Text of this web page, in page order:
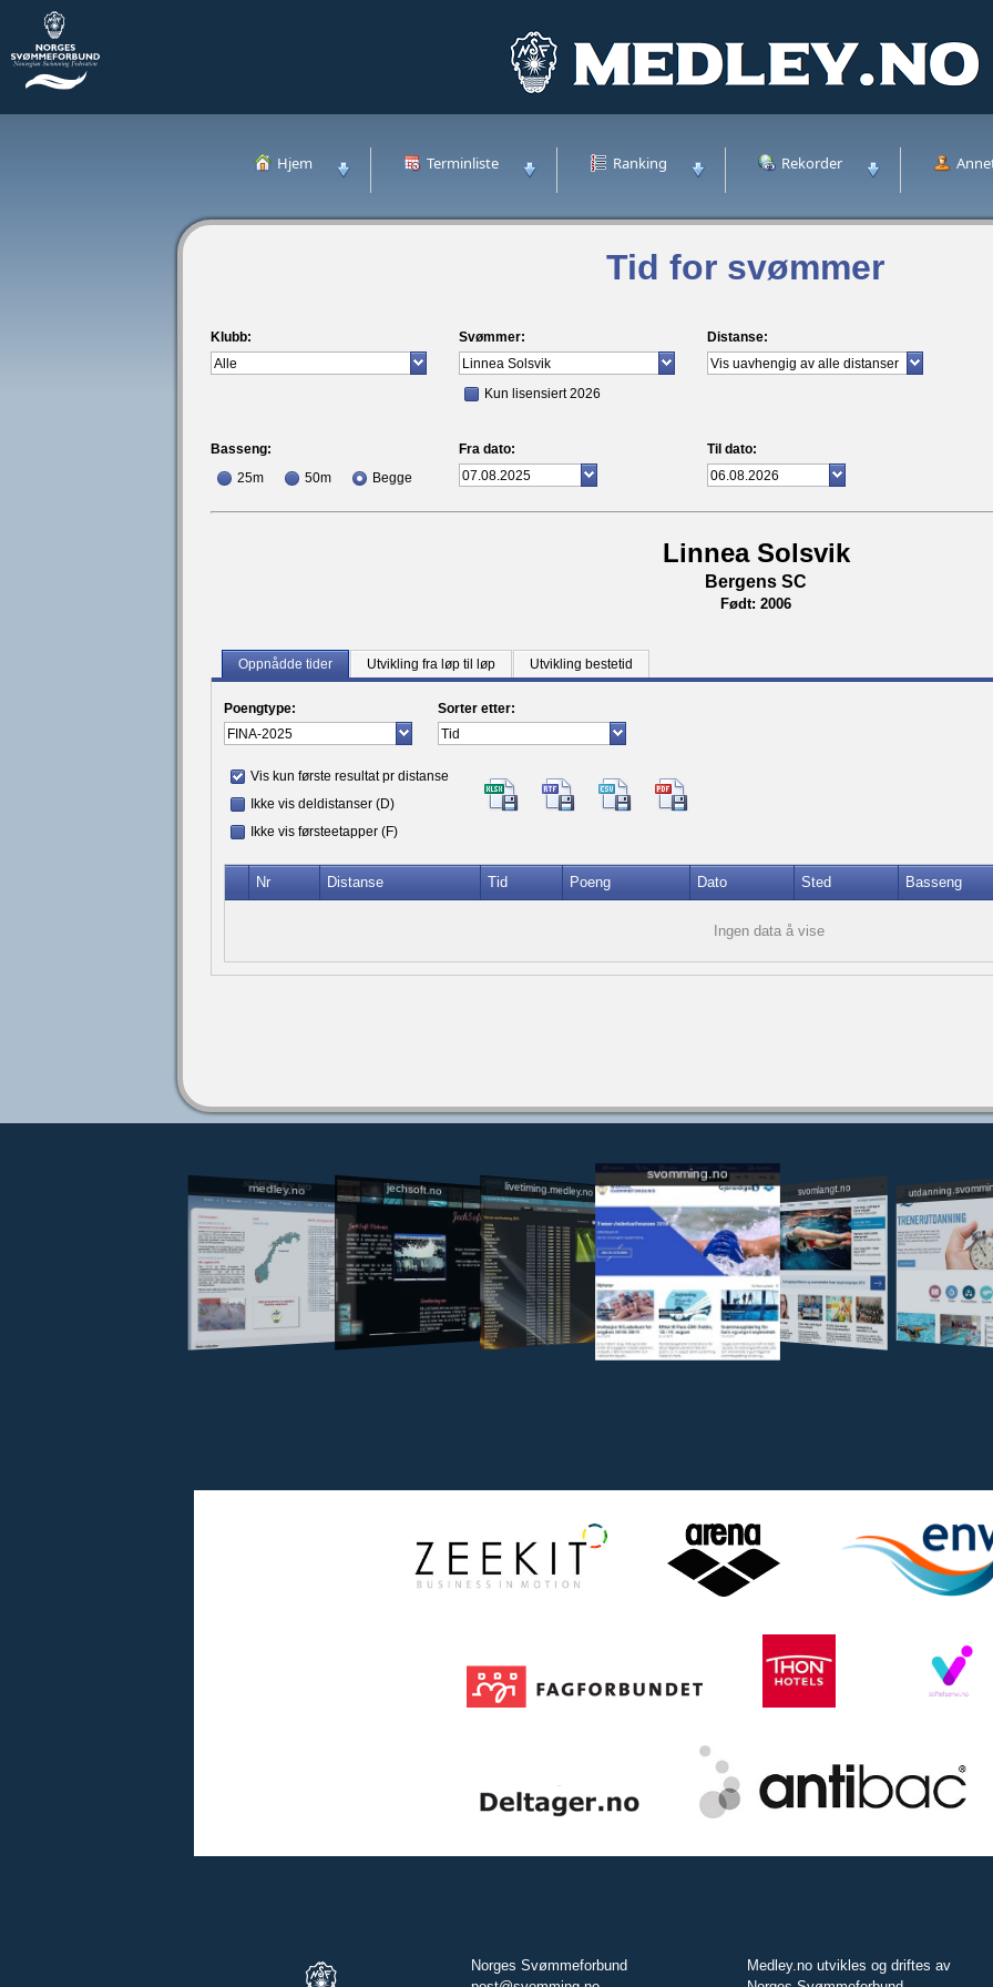
Hjem Terminliste Ranking Rekorder
Tid for svømmer
Klubb: Svømmer:
Kun lisensiert 2026
Distanse:
Basseng:
25m
50m Begge
Fra dato: Til dato:
Linnea Solsvik
Bergens SC
Født: 2006
Oppnådde tider Utvikling fra løp til løp Utvikling bestetid
Poengtype: Sorter etter:
Vis kun første resultat pr distanse
Ikke vis deldistanser (D)
Ikke vis førsteetapper (F)
Nr Distanse Tid Poeng Dato Sted Basseng
Ingen data å vise
medley.no jechsoft.no livetiming.medley.no
svomming.no
svomlangt.no
Norges Svømmeforbund
Medley.no utvikles og driftes av